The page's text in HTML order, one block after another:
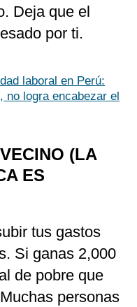
Deja que el
por ti.
laboral en Perú:
no logra encabezar el
(LA
ES
tus gastos
Si ganas 2,000
de pobre que
personas